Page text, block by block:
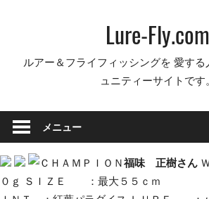
ッ
Lure-Fly.com
ルアー＆フライフィッシングを 愛する
ュニティーサイトです。
メニュー
福味 正樹さん
０ｇ ＳＩＺＥ ：最大５５ｃｍ